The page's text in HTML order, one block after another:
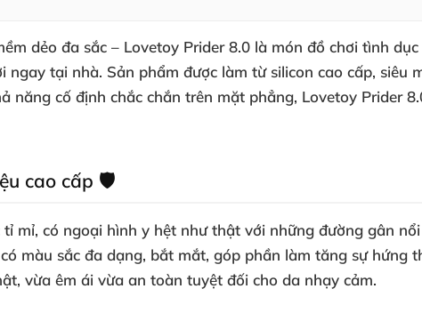
dẻo đa sắc – Lovetoy Prider 8.0 là món đồ chơi tình
tại nhà. Sản phẩm được làm từ silicon cao cấp, siêu
năng cố định chắc chắn trên mặt phẳng, Lovetoy Prider
cao cấp 🛡️
mỉ, có ngoại hình y hệt như thật với những đường gân
màu sắc đa dạng, bắt mắt, góp phần làm tăng sự hứng
vừa êm ái vừa an toàn tuyệt đối cho da nhạy cảm.